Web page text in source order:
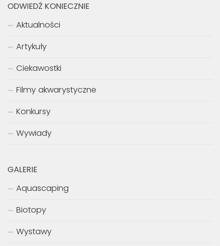
ODWIEDŹ KONIECZNIE
Aktualności
Artykuły
Ciekawostki
Filmy akwarystyczne
Konkursy
Wywiady
GALERIE
Aquascaping
Biotopy
Wystawy